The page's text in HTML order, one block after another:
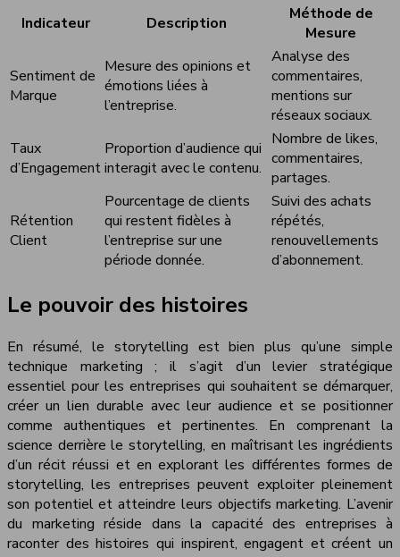
Indicateur Description
Méthode de
Mesure
Sentiment de
Marque
Mesure des opinions et
émotions liées à
l’entreprise.
Analyse des
commentaires,
mentions sur
réseaux sociaux.
Taux
d’Engagement
Proportion d’audience qui
interagit avec le contenu.
Nombre de likes,
commentaires,
partages.
Rétention
Client
Pourcentage de clients
qui restent fidèles à
l’entreprise sur une
période donnée.
Suivi des achats
répétés,
renouvellements
d’abonnement.
Le pouvoir des histoires
En résumé, le storytelling est bien plus qu’une simple
technique marketing ; il s’agit d’un levier stratégique
essentiel pour les entreprises qui souhaitent se démarquer,
créer un lien durable avec leur audience et se positionner
comme authentiques et pertinentes. En comprenant la
science derrière le storytelling, en maîtrisant les ingrédients
d’un récit réussi et en explorant les différentes formes de
storytelling, les entreprises peuvent exploiter pleinement
son potentiel et atteindre leurs objectifs marketing. L’avenir
du marketing réside dans la capacité des entreprises à
raconter des histoires qui inspirent, engagent et créent un